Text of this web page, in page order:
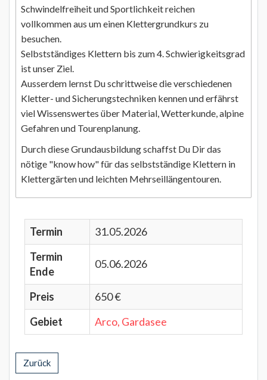
Schwindelfreiheit und Sportlichkeit reichen
vollkommen aus um einen Klettergrundkurs zu
besuchen.
Selbstständiges Klettern bis zum 4. Schwierigkeitsgrad
ist unser Ziel.
Ausserdem lernst Du schrittweise die verschiedenen
Kletter- und Sicherungstechniken kennen und erfährst
viel Wissenswertes über Material, Wetterkunde, alpine
Gefahren und Tourenplanung.
Durch diese Grundausbildung schaffst Du Dir das
nötige "know how" für das selbstständige Klettern in
Klettergärten und leichten Mehrseillängentouren.
Termin
31.05.2026
Termin
Ende
05.06.2026
Preis
650 €
Gebiet
Arco, Gardasee
Zurück